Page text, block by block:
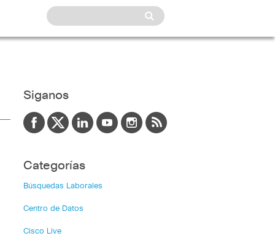
Siganos
Categorías
Búsquedas Laborales
Centro de Datos
Cisco Live